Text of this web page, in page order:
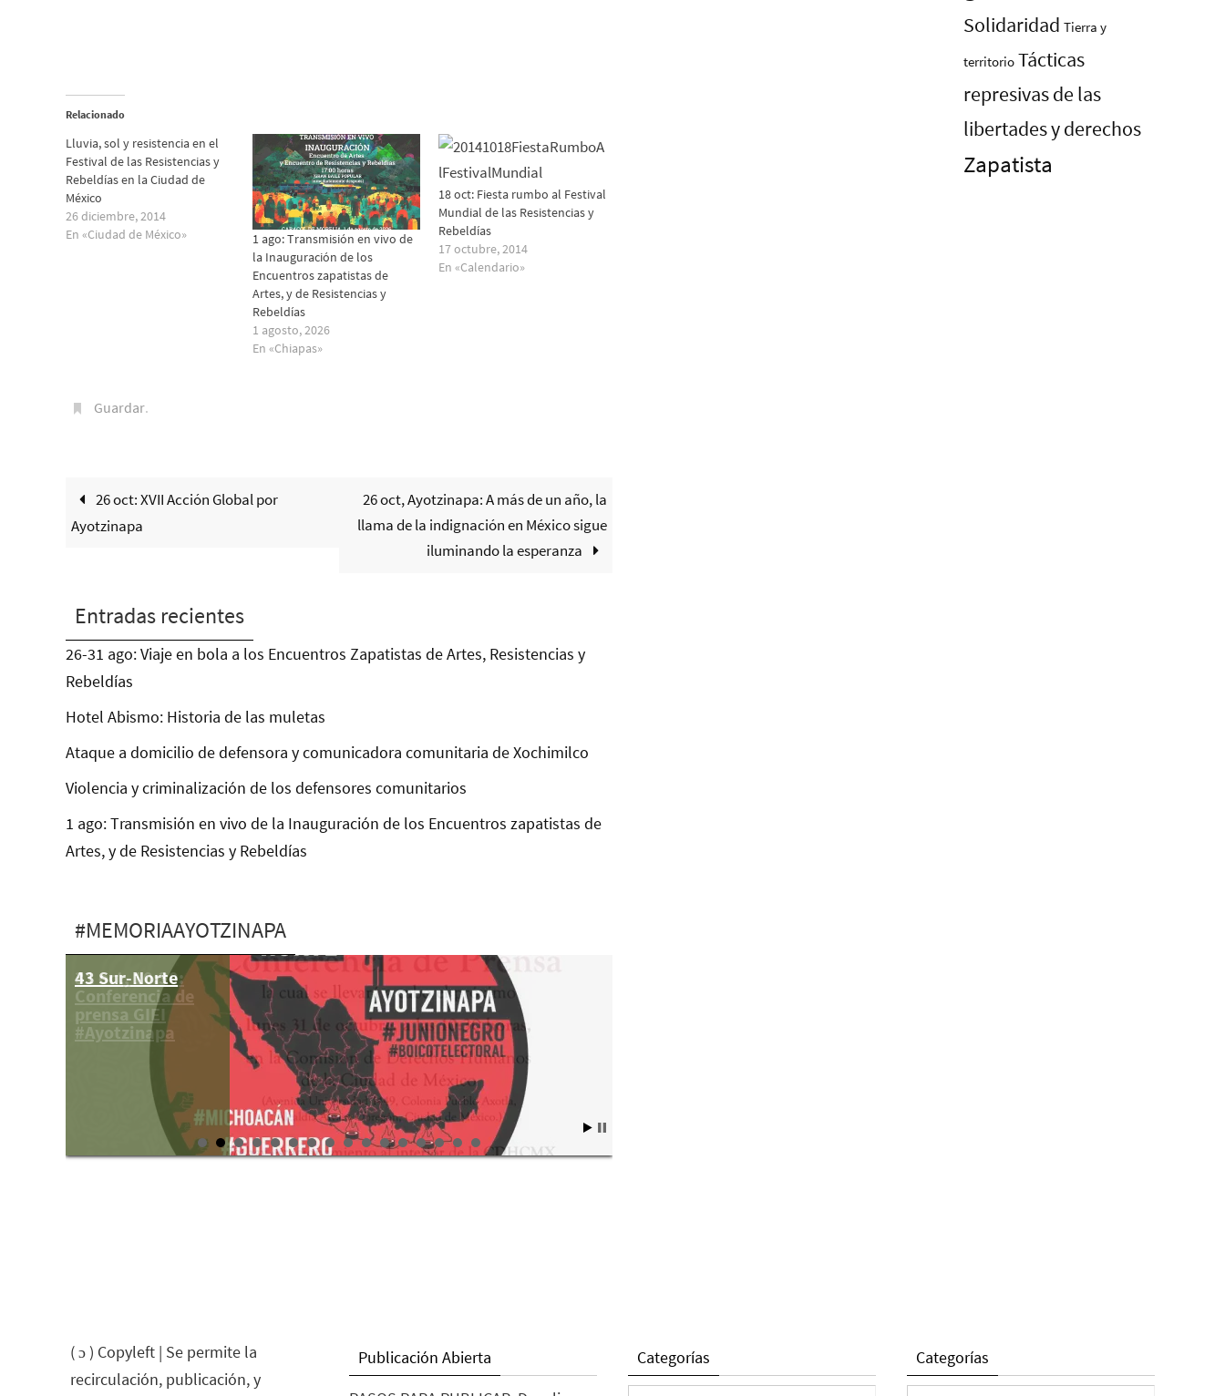
Relacionado
Lluvia, sol y resistencia en el
Festival de las Resistencias y
Rebeldías en la Ciudad de
México
26 diciembre, 2014
En «Ciudad de México»
1 ago: Transmisión en vivo de
la Inauguración de los
Encuentros zapatistas de
Artes, y de Resistencias y
Rebeldías
1 agosto, 2026
En «Chiapas»
18 oct: Fiesta rumbo al Festival
Mundial de las Resistencias y
Rebeldías
17 octubre, 2014
En «Calendario»
Guardar.
26 oct: XVII Acción Global por
Ayotzinapa
26 oct, Ayotzinapa: A más de un año, la
llama de la indignación en México sigue
iluminando la esperanza
Entradas recientes
26-31 ago: Viaje en bola a los Encuentros Zapatistas de Artes, Resistencias y
Rebeldías
Hotel Abismo: Historia de las muletas
Ataque a domicilio de defensora y comunicadora comunitaria de Xochimilco
Violencia y criminalización de los defensores comunitarios
1 ago: Transmisión en vivo de la Inauguración de los Encuentros zapatistas de
Artes, y de Resistencias y Rebeldías
#MEMORIAAYOTZINAPA
43 Sur-Norte
31 oct, 10:30:
Conferencia de
prensa GIEI
#Ayotzinapa
Solidaridad Tierra y
territorio Tácticas
represivas de las
libertades y derechos
Zapatista
( ɔ ) Copyleft | Se permite la
recirculación, publicación, y
Publicación Abierta
Categorías
Categorías